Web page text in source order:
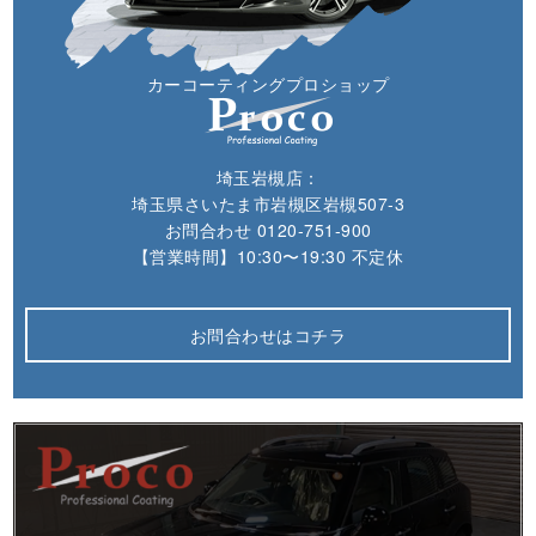
カーコーティングプロショップ
埼玉岩槻店：
埼玉県さいたま市岩槻区岩槻507-3
お問合わせ 0120-751-900
【営業時間】10:30〜19:30 不定休
お問合わせはコチラ